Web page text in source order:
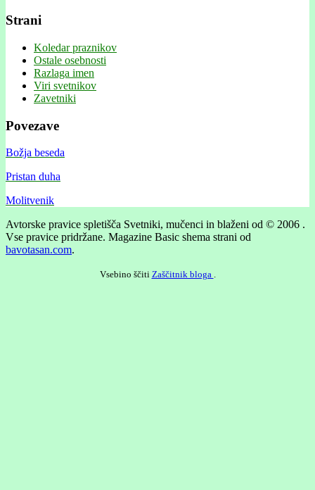
Strani
Koledar praznikov
Ostale osebnosti
Razlaga imen
Viri svetnikov
Zavetniki
Povezave
Božja beseda
Pristan duha
Molitvenik
Avtorske pravice spletišča Svetniki, mučenci in blaženi od © 2006 .
Vse pravice pridržane. Magazine Basic shema strani od
bavotasan.com.
Vsebino ščiti Zaščitnik bloga .